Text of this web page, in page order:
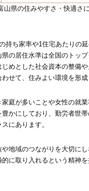
山県の住みやすさ・快適さ
持ち家率や1住宅あたりの
県の居住水準は全国のトッ
じめとした社会資本の整備
せて、住みよい環境を形成
家庭が多いことや女性の就
豊かにしており、勤労者世
にあります。
地域のつながりを大切に
的に取り入れるという精神を